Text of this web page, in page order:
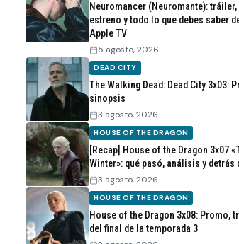
Neuromancer (Neuromante):
estreno y todo lo que debes saber
Apple TV
5 agosto, 2026
DEAD CITY
The Walking Dead: Dead City 3x03:
sinopsis
3 agosto, 2026
HOUSE OF THE DRAGON
[Recap] House of the Dragon 3x07
Winter»: qué pasó, análisis y detrás
3 agosto, 2026
HOUSE OF THE DRAGON
House of the Dragon 3x08: Promo,
del final de la temporada 3